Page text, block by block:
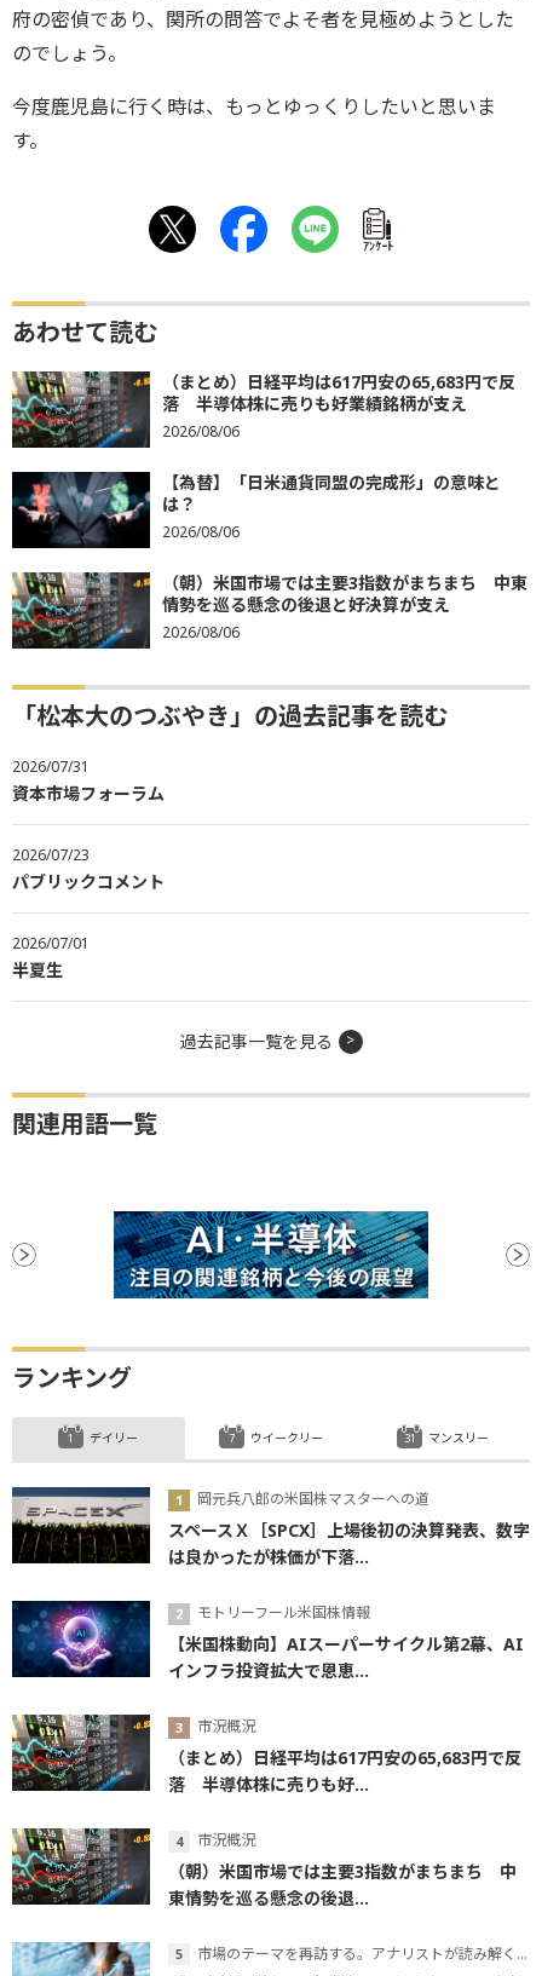
府の密偵であり、関所の問答でよそ者を見極めようとした
のでしょう。
今度鹿児島に行く時は、もっとゆっくりしたいと思いま
す。
ｱﾝｹｰﾄ
あわせて読む
（まとめ）日経平均は617円安の65,683円で反
落 半導体株に売りも好業績銘柄が支え
2026/08/06
【為替】「日米通貨同盟の完成形」の意味と
は？
2026/08/06
（朝）米国市場では主要3指数がまちまち 中東
情勢を巡る懸念の後退と好決算が支え
2026/08/06
「松本大のつぶやき」の過去記事を読む
2026/07/31
資本市場フォーラム
2026/07/23
パブリックコメント
2026/07/01
半夏生
過去記事一覧を見る
関連用語一覧
ランキング
デイリー
岡元兵八郎の米国株マスターへの道
スペースＸ［SPCX］上場後初の決算発表、数字
は良かったが株価が下落...
モトリーフール米国株情報
【米国株動向】AIスーパーサイクル第2幕、AI
インフラ投資拡大で恩恵...
市況概況
（まとめ）日経平均は617円安の65,683円で反
落 半導体株に売りも好...
市況概況
（朝）米国市場では主要3指数がまちまち 中
東情勢を巡る懸念の後退...
市場のテーマを再訪する。アナリストが読み解くテーマの本質
ウイークリー マンスリー